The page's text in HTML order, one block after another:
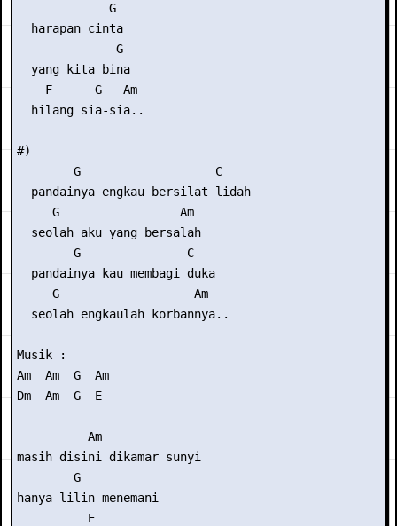
             G
  harapan cinta
              G
  yang kita bina
    F      G   Am
  hilang sia-sia..
#)
        G                   C
  pandainya engkau bersilat lidah
     G                 Am
  seolah aku yang bersalah
        G               C
  pandainya kau membagi duka
     G                   Am
  seolah engkaulah korbannya..
Musik :
Am  Am  G  Am
Dm  Am  G  E
          Am
masih disini dikamar sunyi
        G
hanya lilin menemani
          E